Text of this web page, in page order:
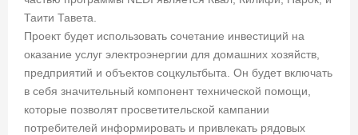
Таити Тавета.
Проект будет использовать сочетание инвестиций на
оказание услуг электроэнергии для домашних хозяйств,
предприятий и объектов соцкультбыта. Он будет включать
в себя значительный компонент технической помощи,
которые позволят просветительской кампании
потребителей информировать и привлекать рядовых